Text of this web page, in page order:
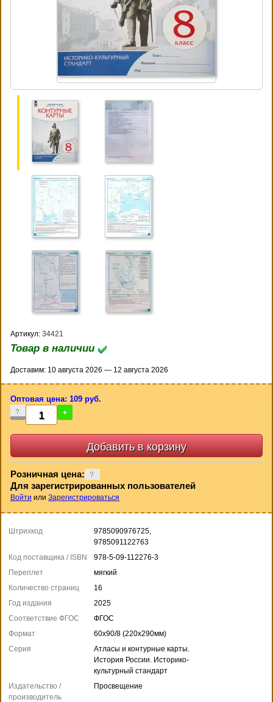
Артикул: 34421
Товар в наличии
Доставим: 10 августа 2026 — 12 августа 2026
Оптовая цена: 109 руб.
- +
Розничная цена:
Для зарегистрированных пользователей
Войти или Зарегистрироваться
Штрихкод
9785090976725,
9785091122763
Код поставщика / ISBN
978-5-09-112276-3
Переплет
мягкий
Количество страниц
16
Год издания
2025
Соответствие ФГОС
ФГОС
Формат
60x90/8 (220x290мм)
Серия
Атласы и контурные карты.
История России. Историко-
культурный стандарт
Издательство /
производитель
Просвещение